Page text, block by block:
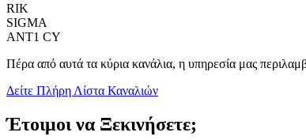
RIK
SIGMA
ANT1 CY
Πέρα από αυτά τα κύρια κανάλια, η υπηρεσία μας
Δείτε Πλήρη Λίστα Καναλιών
Έτοιμοι να Ξεκινήσετε;